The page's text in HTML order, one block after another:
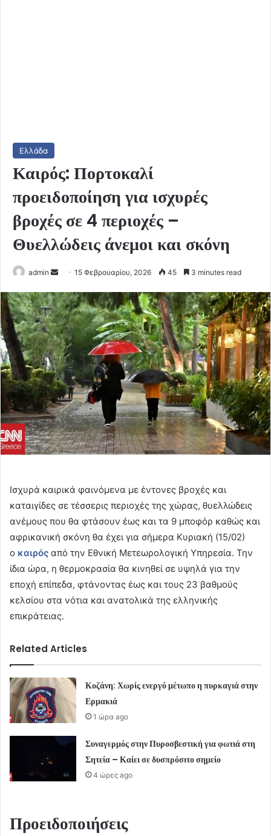
Ελλάδα
Καιρός: Πορτοκαλί
προειδοποίηση για ισχυρές
βροχές σε 4 περιοχές –
Θυελλώδεις άνεμοι και σκόνη
admin
Send
email
15 Φεβρουαρίου, 2026 45 3 minutes read
Ισχυρά καιρικά φαινόμενα με έντονες βροχές και
καταιγίδες σε τέσσερις περιοχές της χώρας, θυελλώδεις
ανέμους που θα φτάσουν έως και τα 9 μποφόρ καθώς και
αφρικανική σκόνη θα έχει για σήμερα Κυριακή (15/02)
ο καιρός από την Εθνική Μετεωρολογική Υπηρεσία. Την
ίδια ώρα, η θερμοκρασία θα κινηθεί σε υψηλά για την
εποχή επίπεδα, φτάνοντας έως και τους 23 βαθμούς
κελσίου στα νότια και ανατολικά της ελληνικής
επικράτειας.
Related Articles
Κοζάνη: Χωρίς ενεργό μέτωπο η πυρκαγιά στην
Ερμακιά
1 ώρα ago
Συναγερμός στην Πυροσβεστική για φωτιά στη
Σητεία – Καίει σε δυσπρόσιτο σημείο
4 ώρες ago
Προειδοποιήσεις